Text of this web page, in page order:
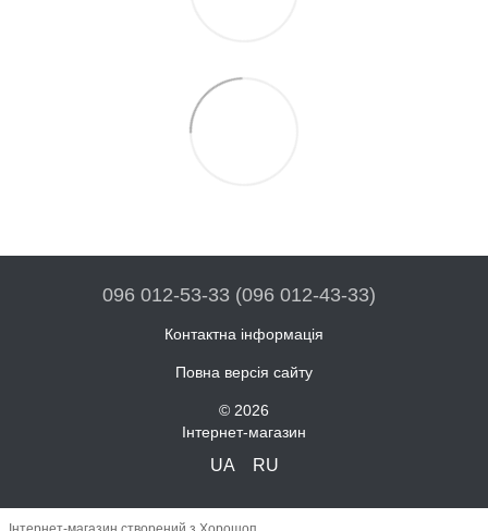
096 012-53-33 (096 012-43-33)
Контактна інформація
Повна версія сайту
© 2026
Інтернет-магазин
UA RU